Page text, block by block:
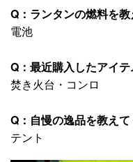
Q：ランタンの燃料を
電池
Q：最近購入したアイテ
焚き火台・コンロ
Q：自慢の逸品を教えて
テント